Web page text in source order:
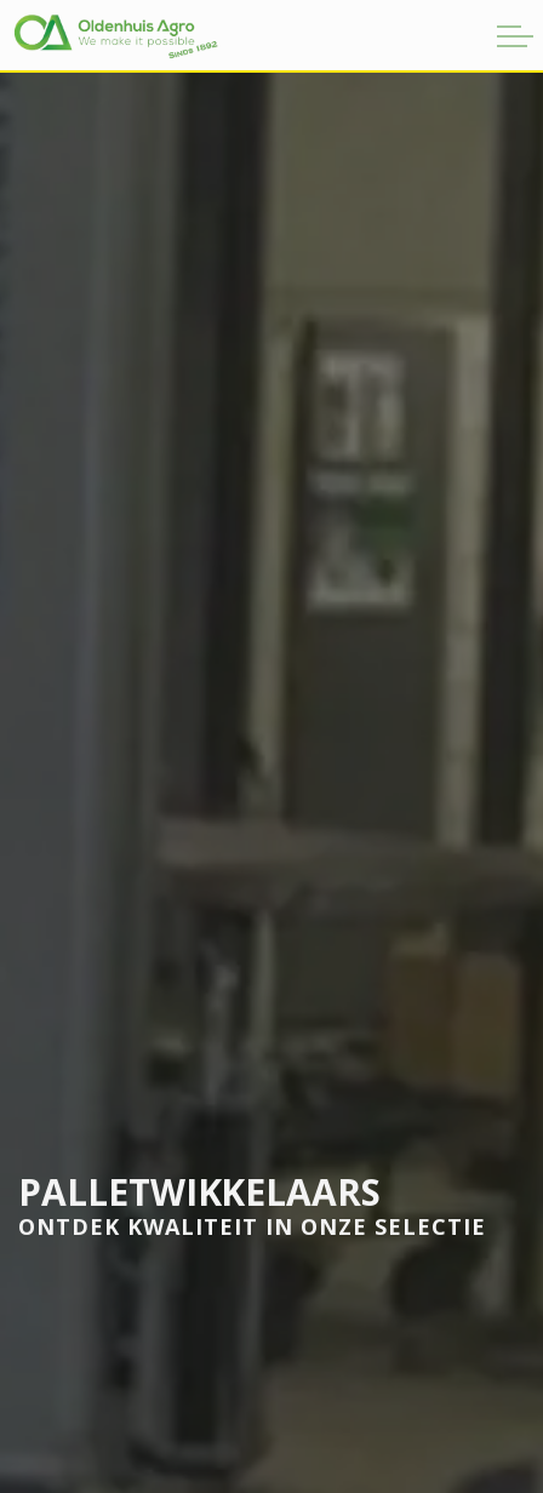
PALLETWIKKELAARS
ONTDEK KWALITEIT IN ONZE SELECTIE